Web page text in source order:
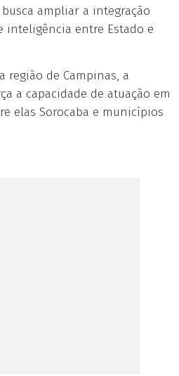
ampliar a integração
inteligência entre Estado e
região de Campinas, a
a capacidade de atuação em
elas Sorocaba e municípios